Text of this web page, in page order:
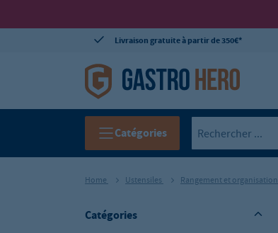
Livraison gratuite à partir de 350€*
Catégories
Home Ustensiles Rangement et organisation
Catégories